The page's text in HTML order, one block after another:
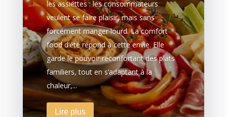
les assiettes : les consommateurs
veulent se faire plaisir, mais sans
forcément manger lourd. La comfort
food d’été répond à cette envie. Elle
garde le pouvoir réconfortant des plats
familiers, tout en s’adaptant à la
chaleur,...
Lire plus